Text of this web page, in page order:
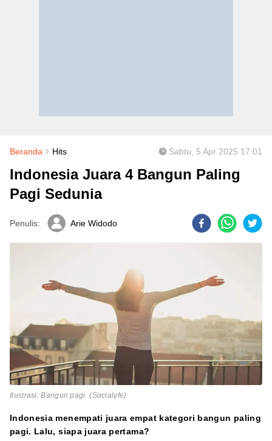
Beranda Hits Sabtu, 5 Apr 2025 17:01
Indonesia Juara 4 Bangun Paling
Pagi Sedunia
Penulis: Arie Widodo
Ilustrasi: Bangun pagi. (Socialyfe)
Indonesia menempati juara empat kategori bangun paling
pagi. Lalu, siapa juara pertama?